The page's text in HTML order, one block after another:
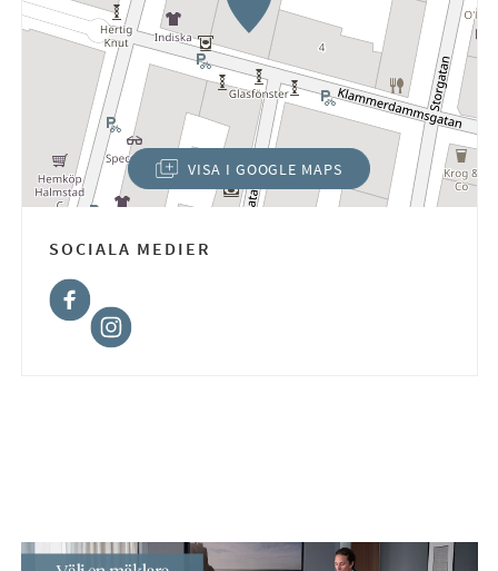
VISA I GOOGLE MAPS
(ÖPPNAS I NYTT FÖNSTER)
SOCIALA MEDIER
Facebook